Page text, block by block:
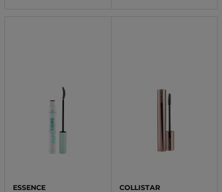
ESSENCE
COLLISTAR